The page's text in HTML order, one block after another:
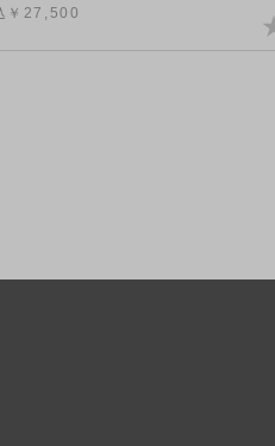
￥27,500